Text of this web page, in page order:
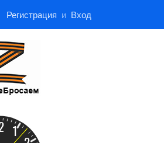
Регистрация и Вход